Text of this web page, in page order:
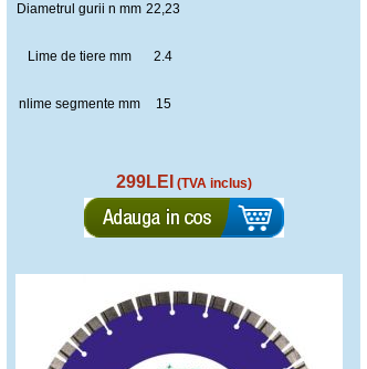
Diametrul gurii n mm 22,23
Lime de tiere mm 2.4
nlime segmente mm 15
299LEI (TVA inclus)